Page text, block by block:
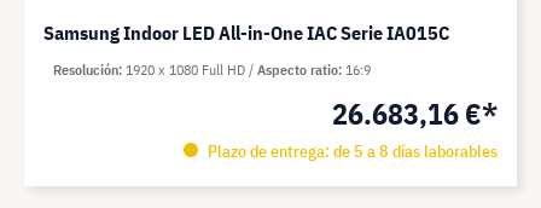
Samsung Indoor LED All-in-One IAC Serie IA015C
26.683,16 €*
Plazo de entrega: de 5 a 8 días laborables
Resolución 1920 x 1080 Full HD Aspecto ratio 16:9